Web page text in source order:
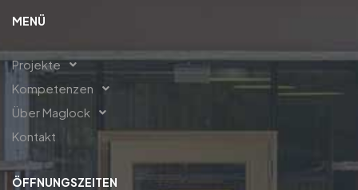
MENÜ
Projekte
Kompetenzen
Über Maglock
Kontakt
ÖFFNUNGSZEITEN